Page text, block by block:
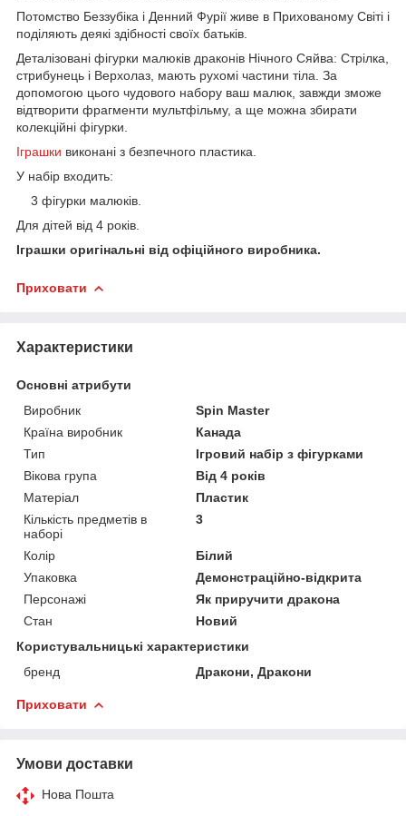
Потомство Беззубіка і Денний Фурії живе в Прихованому Світі і
поділяють деякі здібності своїх батьків.
Деталізовані фігурки малюків драконів Нічного Сяйва: Стрілка,
стрибунець і Верхолаз, мають рухомі частини тіла. За
допомогою цього чудового набору ваш малюк, завжди зможе
відтворити фрагменти мультфільму, а ще можна збирати
колекційні фігурки.
Іграшки виконані з безпечного пластика.
У набір входить:
3 фігурки малюків.
Для дітей від 4 років.
Іграшки оригінальні від офіційного виробника.
Приховати
Характеристики
Основні атрибути
Виробник
Spin Master
Країна виробник
Канада
Тип
Ігровий набір з фігурками
Вікова група
Від 4 років
Матеріал
Пластик
Кількість предметів в
наборі
3
Колір
Білий
Упаковка
Демонстраційно-відкрита
Персонажі
Як приручити дракона
Стан
Новий
Користувальницькі характеристики
бренд
Дракони, Дракони
Приховати
Умови доставки
Нова Пошта